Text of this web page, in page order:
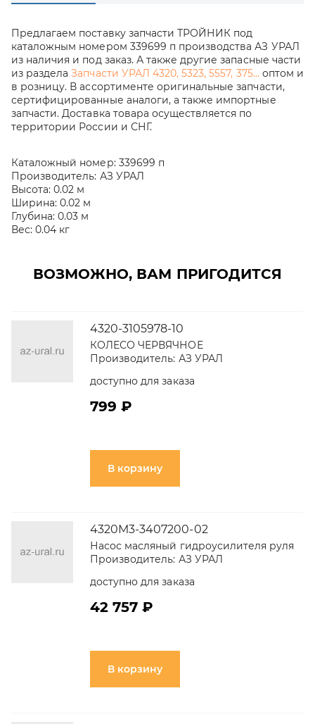
Предлагаем поставку запчасти ТРОЙНИК под
каталожным номером 339699 п производства АЗ УРАЛ
из наличия и под заказ. А также другие запасные части
из разделаЗапчасти УРАЛ 4320, 5323, 5557, 375... оптом и
в розницу. В ассортименте оригинальные запчасти,
сертифицированные аналоги, а также импортные
запчасти. Доставка товара осуществляется по
территории России и СНГ.
Каталожный номер: 339699 п
Производитель: АЗ УРАЛ
Высота: 0.02 м
Ширина: 0.02 м
Глубина: 0.03 м
Вес: 0.04 кг
ВОЗМОЖНО, ВАМ ПРИГОДИТСЯ
4320-3105978-10
КОЛЕСО ЧЕРВЯЧНОЕ
Производитель: АЗ УРАЛ
доступно для заказа
799 ₽
В корзину
4320М3-3407200-02
Насос масляный гидроусилителя руля
Производитель: АЗ УРАЛ
доступно для заказа
42 757 ₽
В корзину